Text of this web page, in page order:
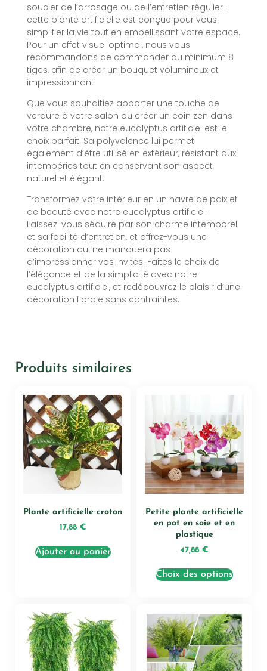
soucier de l’arrosage ou de l’entretien régulier :
cette plante artificielle est conçue pour vous
simplifier la vie tout en embellissant votre espace.
Pour un effet visuel optimal, nous vous
recommandons de commander au minimum 8
tiges, afin de créer un bouquet volumineux et
impressionnant.
Que vous souhaitiez apporter une touche de
verdure à votre salon ou créer un coin zen dans
votre chambre, notre eucalyptus artificiel est le
choix parfait. Sa polyvalence lui permet
également d’être utilisé en extérieur, résistant aux
intempéries tout en conservant son aspect
naturel et élégant.
Transformez votre intérieur en un havre de paix et
de beauté avec notre eucalyptus artificiel.
Laissez-vous séduire par son charme intemporel
et sa facilité d’entretien, et offrez-vous une
décoration qui ne manquera pas
d’impressionner vos invités. Faites le choix de
l’élégance et de la simplicité avec notre
eucalyptus artificiel, et redécouvrez le plaisir d’une
décoration florale sans contraintes.
Produits similaires
Plante artificielle croton
17,88 €
Ajouter au panier
Petite plante artificielle
en pot en soie et en
plastique
47,88 €
Choix des options